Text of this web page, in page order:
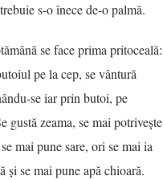
s-o înece de-o palmă.
se face prima pritoceală:
pe la cep, se vântură
se iar prin butoi, pe
gustă zeama, se mai potrivește
mai pune sare, ori se mai ia
și se mai pune apă chioară.